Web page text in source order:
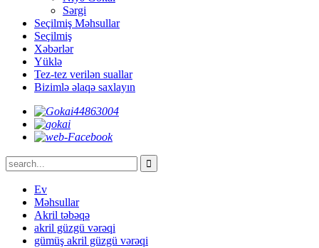
Sərgi
Seçilmiş Məhsullar
Seçilmiş
Xəbərlər
Yüklə
Tez-tez verilən suallar
Bizimlə əlaqə saxlayın
Ev
Məhsullar
Akril təbəqə
akril güzgü vərəqi
gümüş akril güzgü vərəqi